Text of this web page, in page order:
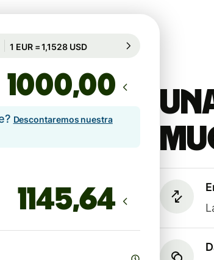
Garantizado durante 101 h
,00
Descontaremos nuestra